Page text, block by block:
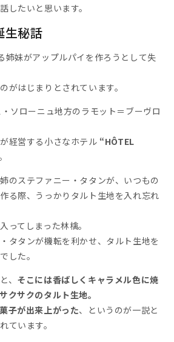
したいと思います。
秘話
妹がアップルパイを作ろうとして失
のがはじまりとされています。
ソローニュ地方のラモット＝ブーヴロ
経営する小さなホテル “HÔTEL
のステファニー・タタンが、いつもの
る際、うっかりタルト生地を入れ忘れ
ってしまった林檎。
タタンが機転を利かせ、タルト生地を
した。
、 そこには香ばしくキャラメル色に焼
クサクのタルト生地。
子が出来上がった、というのが一説と
ています。